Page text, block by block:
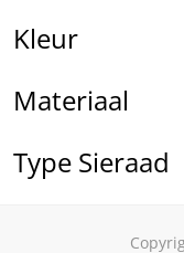
Kleur
Materiaal
Type Sieraad